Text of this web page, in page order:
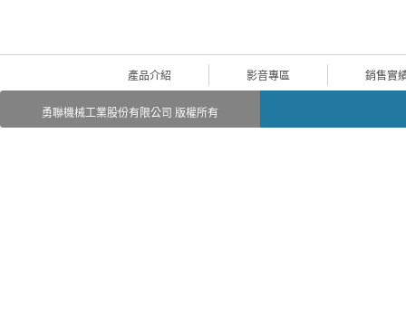
產品介紹 影音專區 銷售實
勇聯機械工業股份有限公司 版權所有